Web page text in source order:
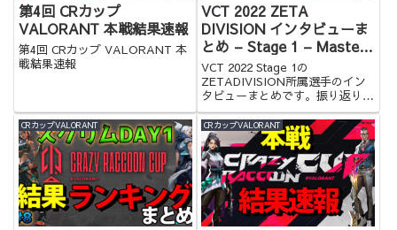
第4回 CRカップ
VALORANT 本戦結果速報
第4回 CRカップ VALORANT 本
戦結果速報
VCT 2022 ZETA
DIVISION インタビューま
とめ – Stage 1 – Masters
Reykjavík
VCT 2022 Stage 1の
ZETADIVISION所属選手のイン
タビューまとめです。振り返りに
ぜひ！
CRカップVALORANT CRカップVALORANT